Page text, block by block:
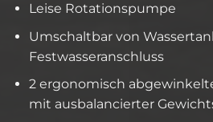
Leise Rotationspumpe
Umschaltbar von
Festwasseranschluss
2 ergonomisch
mit ausbalancierter